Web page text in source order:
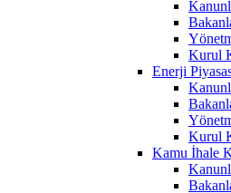
Kurul
Enerji
Kurul
Kamu İhale